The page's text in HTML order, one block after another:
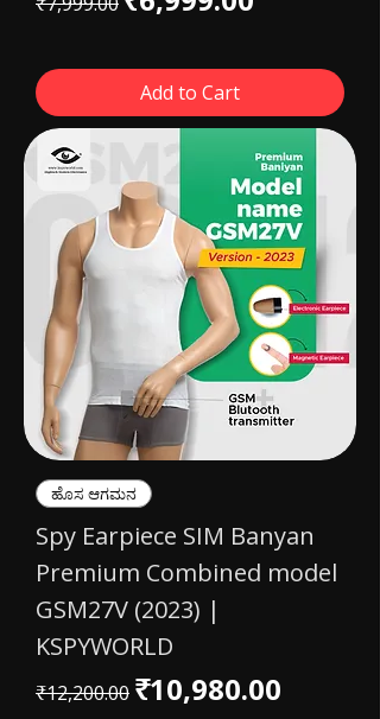
Add to Cart
ಹೊಸ ಆಗಮನ
Spy Earpiece SIM Banyan
Premium Combined model
GSM27V (2023) |
KSPYWORLD
Regular Price
₹12,200.00 Sale Price
₹10,980.00